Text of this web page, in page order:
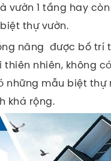
vườn 1 tầng hay
thự vườn.
năng được bố trí
thiên nhiên, không
những mẫu biệt thự
khá rộng.